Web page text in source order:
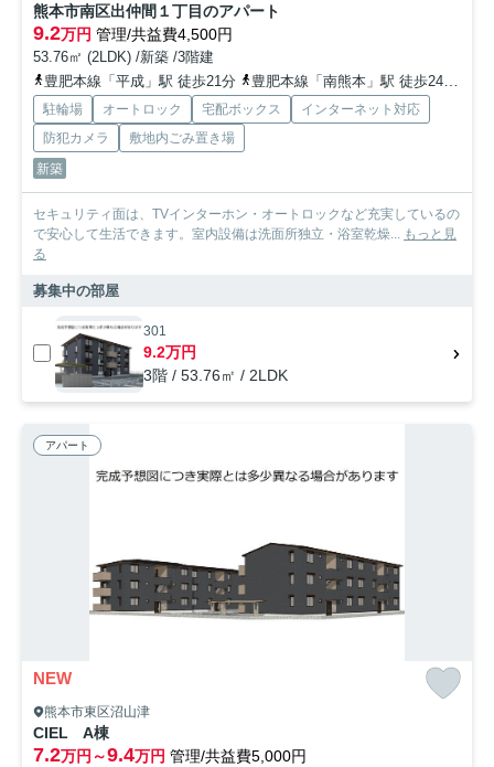
熊本市南区出仲間１丁目のアパート
9.2万円 管理/共益費4,500円
53.76㎡ (2LDK) /新築 /3階建
豊肥本線「平成」駅 徒歩21分
豊肥本線「南熊本」駅 徒歩24分
駐輪場 オートロック 宅配ボックス
インターネット対応
防犯カメラ
敷地内ごみ置き場
新築
セキュリティ面は、TVインターホン・オートロックなど充実しているの
で安心して生活できます。室内設備は洗面所独立・浴室乾燥... もっと見
る
募集中の部屋
301
9.2万円
3階 / 53.76㎡ / 2LDK
アパート
NEW
熊本市東区沼山津
CIEL A棟
7.2万円～9.4万円 管理/共益費5,000円